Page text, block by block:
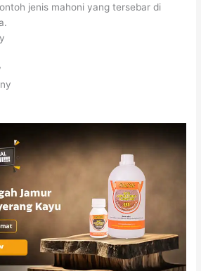
jenis mahoni yang tersebar di